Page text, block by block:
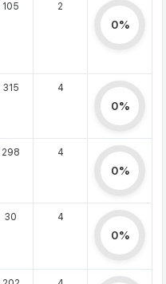
105 2
0%
315 4
0%
298 4
0%
30 4
0%